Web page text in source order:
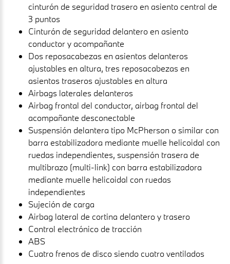
cinturón de seguridad trasero en asiento central de
3 puntos
Cinturón de seguridad delantero en asiento
conductor y acompañante
Dos reposacabezas en asientos delanteros
ajustables en altura, tres reposacabezas en
asientos traseros ajustables en altura
Airbags laterales delanteros
Airbag frontal del conductor, airbag frontal del
acompañante desconectable
Suspensión delantera tipo McPherson o similar con
barra estabilizadora mediante muelle helicoidal con
ruedas independientes, suspensión trasera de
multibrazo (multi-link) con barra estabilizadora
mediante muelle helicoidal con ruedas
independientes
Sujeción de carga
Airbag lateral de cortina delantero y trasero
Control electrónico de tracción
ABS
Cuatro frenos de disco siendo cuatro ventilados